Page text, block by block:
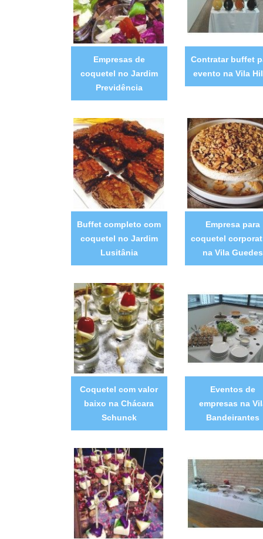
Empresas de
coquetel no Jardim
Previdência
Contratar buffet
evento na Vila
Buffet completo com
coquetel no Jardim
Lusitânia
Empresa para
coquetel
na Vila Guedes
Coquetel com valor
baixo na Chácara
Schunck
Eventos de
empresas na
Bandeirantes